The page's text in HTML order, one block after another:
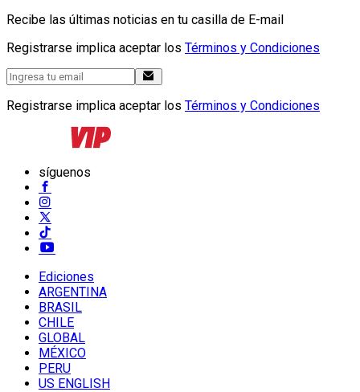
Recibe las últimas noticias en tu casilla de E-mail
Registrarse implica aceptar los Términos y Condiciones
Registrarse implica aceptar los Términos y Condiciones
síguenos
Ediciones
ARGENTINA
BRASIL
CHILE
GLOBAL
MÉXICO
PERU
US ENGLISH